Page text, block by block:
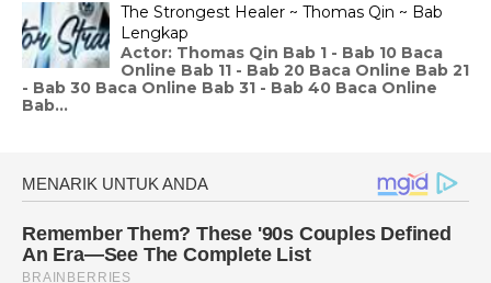
The Strongest Healer ~ Thomas Qin ~ Bab
Lengkap
Actor: Thomas Qin Bab 1 - Bab 10 Baca
Online Bab 11 - Bab 20 Baca Online Bab 21
- Bab 30 Baca Online Bab 31 - Bab 40 Baca Online
Bab...